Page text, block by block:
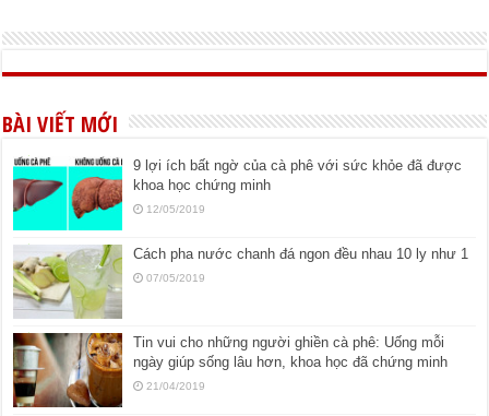
BÀI VIẾT MỚI
9 lợi ích bất ngờ của cà phê với sức khỏe đã được
khoa học chứng minh
12/05/2019
Cách pha nước chanh đá ngon đều nhau 10 ly như 1
07/05/2019
Tin vui cho những người ghiền cà phê: Uống mỗi
ngày giúp sống lâu hơn, khoa học đã chứng minh
21/04/2019